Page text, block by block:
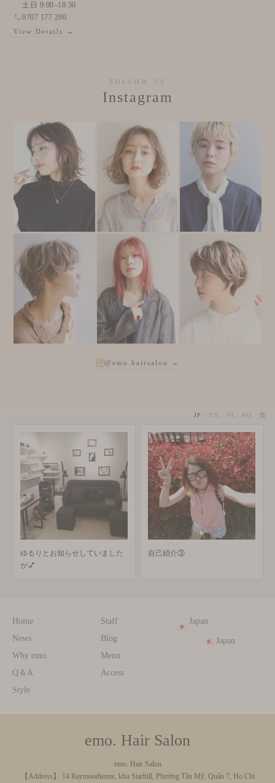
土日 9:00–18:30
0707 177 290
View Details →
FOLLOW US
Instagram
@emo.hairsalon →
JP EN VI KO 繁
ゆるりとお知らせしていました
が💅
自己紹介③
Home
News
Why emo.
Q＆A
Style
Staff
Blog
Menu
Access
Japan
Japan
emo. Hair Salon
emo. Hair Salon
【Address】 14 Raymondienne, khu Starhill, Phường Tân Mỹ, Quận 7, Ho Chi